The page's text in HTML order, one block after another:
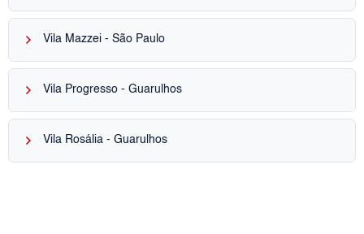
keyboard_arrow_right Vila Mazzei - São Paulo
keyboard_arrow_right Vila Progresso - Guarulhos
keyboard_arrow_right Vila Rosália - Guarulhos